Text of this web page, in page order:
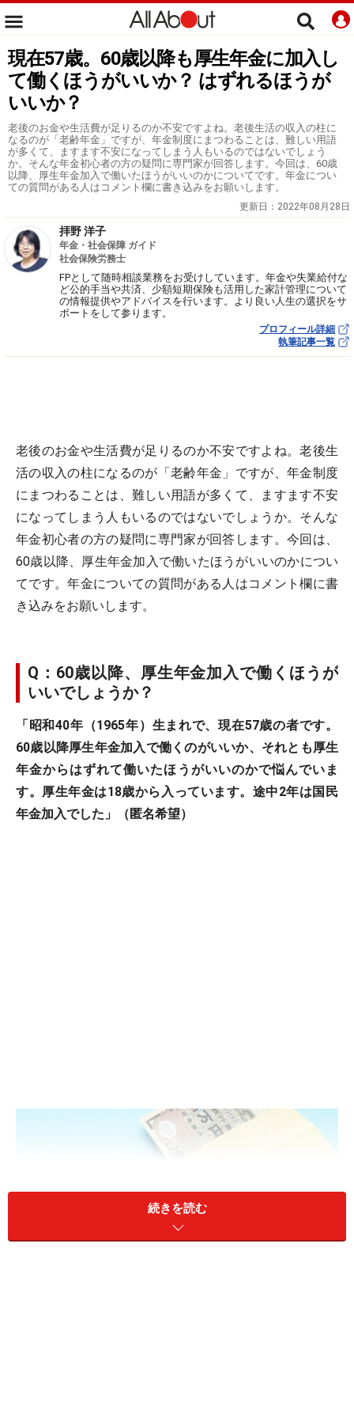
現在57歳。60歳以降も厚生年金に加入し
て働くほうがいいか？ はずれるほうが
いいか？
老後のお金や生活費が足りるのか不安ですよね。老後生活の収入の柱に
なるのが「老齢年金」ですが、年金制度にまつわることは、難しい用語
が多くて、ますます不安になってしまう人もいるのではないでしょう
か。そんな年金初心者の方の疑問に専門家が回答します。今回は、60歳
以降、厚生年金加入で働いたほうがいいのかについてです。年金につい
ての質問がある人はコメント欄に書き込みをお願いします。
更新日： 2022年08月28日
拝野 洋子
年金・社会保障 ガイド
社会保険労務士
FPとして随時相談業務をお受けしています。年金や失業給付な
ど公的手当や共済、少額短期保険も活用した家計管理について
の情報提供やアドバイスを行います。より良い人生の選択をサ
ポートをして参ります。
プロフィール詳細
執筆記事一覧
老後のお金や生活費が足りるのか不安ですよね。老後生
活の収入の柱になるのが「老齢年金」ですが、年金制度
にまつわることは、難しい用語が多くて、ますます不安
になってしまう人もいるのではないでしょうか。そんな
年金初心者の方の疑問に専門家が回答します。今回は、
60歳以降、厚生年金加入で働いたほうがいいのかについ
てです。年金についての質問がある人はコメント欄に書
き込みをお願いします。
Q：60歳以降、厚生年金加入で働くほうが
いいでしょうか？
「昭和40年（1965年）生まれで、現在57歳の者です。
60歳以降厚生年金加入で働くのがいいか、それとも厚生
年金からはずれて働いたほうがいいのかで悩んでいま
す。厚生年金は18歳から入っています。途中2年は国民
年金加入でした」（匿名希望）
続きを読む